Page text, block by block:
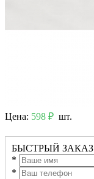
Цена: 598 ₽ шт.
БЫСТРЫЙ ЗАКАЗ
*
*